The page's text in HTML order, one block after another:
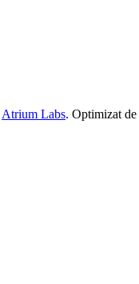
Atrium Labs. Optimizat de